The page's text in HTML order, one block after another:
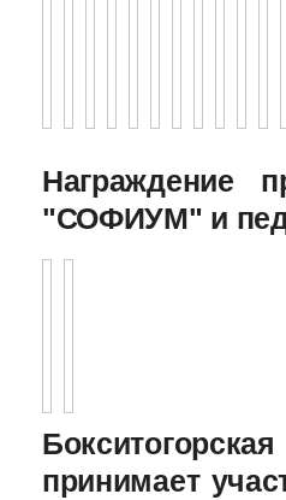
Награждение
"СОФИУМ" и
принимает